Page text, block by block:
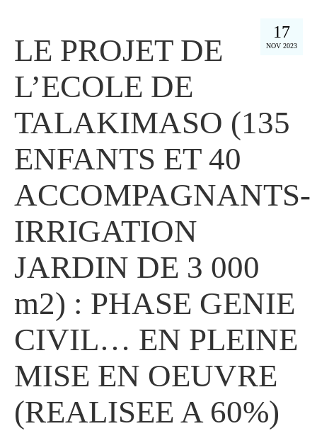
17
NOV 2023
LE PROJET DE
L’ECOLE DE
TALAKIMASO (135
ENFANTS ET 40
ACCOMPAGNANTS-
IRRIGATION
JARDIN DE 3 000
m2) : PHASE GENIE
CIVIL… EN PLEINE
MISE EN OEUVRE
(REALISEE A 60%)